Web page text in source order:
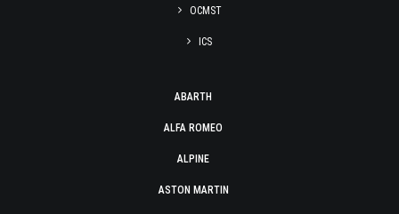
OCMST
ICS
ABARTH
ALFA ROMEO
ALPINE
ASTON MARTIN